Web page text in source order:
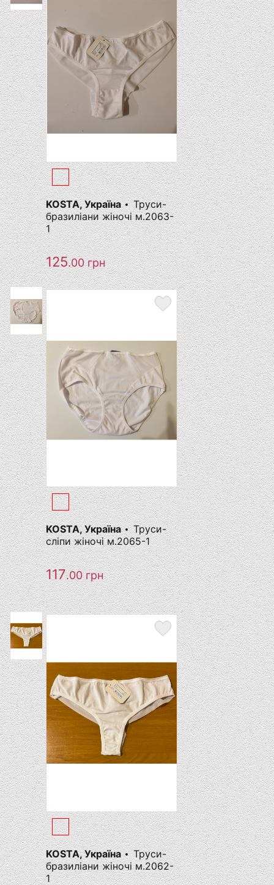
KOSTA, Україна
Труси-
бразиліани жіночі м.2063-
1
125.00грн
KOSTA, Україна
Труси-
сліпи жіночі м.2065-1
117.00грн
KOSTA, Україна
Труси-
бразиліани жіночі м.2062-
1